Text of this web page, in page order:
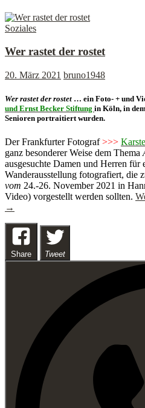
Soziales
Wer rastet der rostet
20. März 2021 bruno1948
Wer rastet der rostet … ein Foto- + und
und Ernst Becker Stiftung in Köln, in
Senioren portraitiert wurden.
Der Frankfurter Fotograf>>>
ganz besonderer Weise dem Thema
ausgesuchte Damen und Herren für
Wanderausstellung fotografiert, die
vom 24.-26. November 2021 in
Video) vorgestellt werden sollten.
→
Share Tweet